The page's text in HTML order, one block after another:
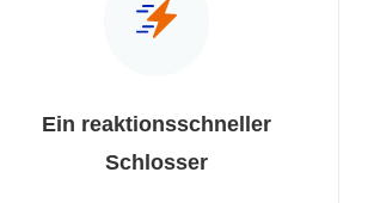
Ein reaktionsschneller
Schlosser